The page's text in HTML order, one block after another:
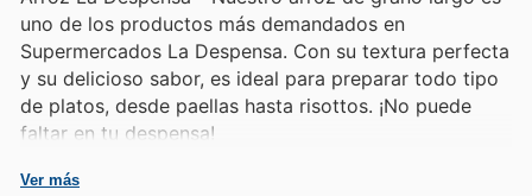
uno de los productos más demandados en
Supermercados La Despensa. Con su textura perfecta
y su delicioso sabor, es ideal para preparar todo tipo
de platos, desde paellas hasta risottos. ¡No puede
faltar en tu despensa!
Ver más